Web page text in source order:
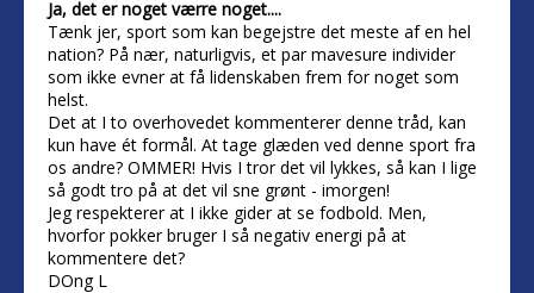
Ja, det er noget værre noget....
Tænk jer, sport som kan begejstre det meste af en hel
nation? På nær, naturligvis, et par mavesure individer
som ikke evner at få lidenskaben frem for noget som
helst.
Det at I to overhovedet kommenterer denne tråd, kan
kun have ét formål. At tage glæden ved denne sport fra
os andre? OMMER! Hvis I tror det vil lykkes, så kan I lige
så godt tro på at det vil sne grønt - imorgen!
Jeg respekterer at I ikke gider at se fodbold. Men,
hvorfor pokker bruger I så negativ energi på at
kommentere det?
DOng L